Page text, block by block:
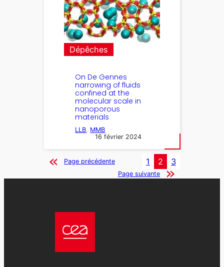
Dépêches
On De Gennes
narrowing of fluids
confined at the
molecular scale in
nanoporous
materials
LLB MMB
16 février 2024
Page précédente 1 2 3
Page suivante